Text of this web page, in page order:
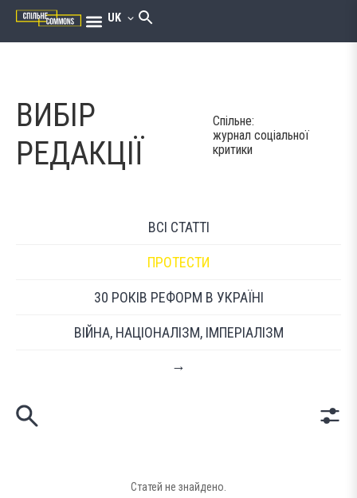
UK
ВИБІР
РЕДАКЦІЇ
Спільне:
журнал соціальної
критики
ВСІ СТАТТІ
ПРОТЕСТИ
30 РОКІВ РЕФОРМ В УКРАЇНІ
ВІЙНА, НАЦІОНАЛІЗМ, ІМПЕРІАЛІЗМ
→
Статей не знайдено.